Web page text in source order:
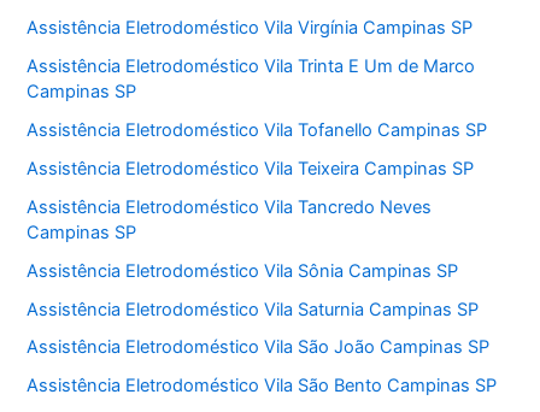
Assistência Eletrodoméstico Vila Virgínia Campinas SP
Assistência Eletrodoméstico Vila Trinta E Um de Marco
Campinas SP
Assistência Eletrodoméstico Vila Tofanello Campinas SP
Assistência Eletrodoméstico Vila Teixeira Campinas SP
Assistência Eletrodoméstico Vila Tancredo Neves
Campinas SP
Assistência Eletrodoméstico Vila Sônia Campinas SP
Assistência Eletrodoméstico Vila Saturnia Campinas SP
Assistência Eletrodoméstico Vila São João Campinas SP
Assistência Eletrodoméstico Vila São Bento Campinas SP